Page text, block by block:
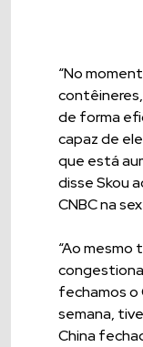
“No
de forma
capaz de
que está
disse Skou
CNBC na
“Ao mesmo
fechamos o
semana,
China